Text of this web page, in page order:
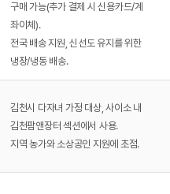
구매 가능(추가 결제 시 신용카드/계
좌이체).
전국 배송 지원, 신선도 유지를 위한
냉장/냉동 배송.
김천시 다자녀 가정 대상, 사이소 내
김천팜앤장터 섹션에서 사용.
지역 농가와 소상공인 지원에 초점.